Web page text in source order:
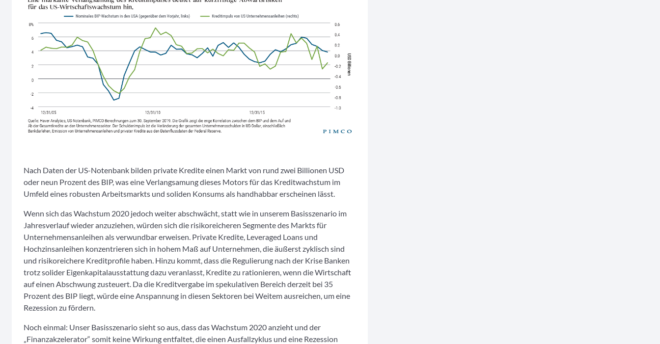
Nach Daten der US-Notenbank bilden private Kredite einen Markt von rund zwei Billionen USD
oder neun Prozent des BIP, was eine Verlangsamung dieses Motors für das Kreditwachstum im
Umfeld eines robusten Arbeitsmarkts und soliden Konsums als handhabbar erscheinen lässt.
Wenn sich das Wachstum 2020 jedoch weiter abschwächt, statt wie in unserem Basisszenario im
Jahresverlauf wieder anzuziehen, würden sich die risikoreicheren Segmente des Markts für
Unternehmensanleihen als verwundbar erweisen. Private Kredite, Leveraged Loans und
Hochzinsanleihen konzentrieren sich in hohem Maß auf Unternehmen, die äußerst zyklisch sind
und risikoreichere Kreditprofile haben. Hinzu kommt, dass die Regulierung nach der Krise Banken
trotz solider Eigenkapitalausstattung dazu veranlasst, Kredite zu rationieren, wenn die Wirtschaft
auf einen Abschwung zusteuert. Da die Kreditvergabe im spekulativen Bereich derzeit bei 35
Prozent des BIP liegt, würde eine Anspannung in diesen Sektoren bei Weitem ausreichen, um eine
Rezession zu fördern.
Noch einmal: Unser Basisszenario sieht so aus, dass das Wachstum 2020 anzieht und der
„Finanzakzelerator“ somit keine Wirkung entfaltet, die einen Ausfallzyklus und eine Rezession